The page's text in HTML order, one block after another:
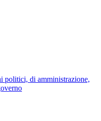
politici, di amministrazione,